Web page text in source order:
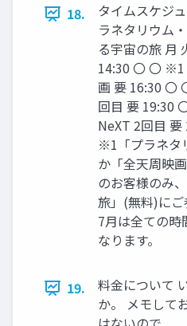
18.
タイムスケジ
ラネタリウム
る宇宙の旅 月
14:30 〇 〇 ※1
画 要 16:30 〇
回目 要 19:30
NeXT 2回目
※1「プラネタ
か「全天周映
のお客様のみ
旅」(無料)に
7月は全ての時
なります。
19.
料金について
か。 メモして